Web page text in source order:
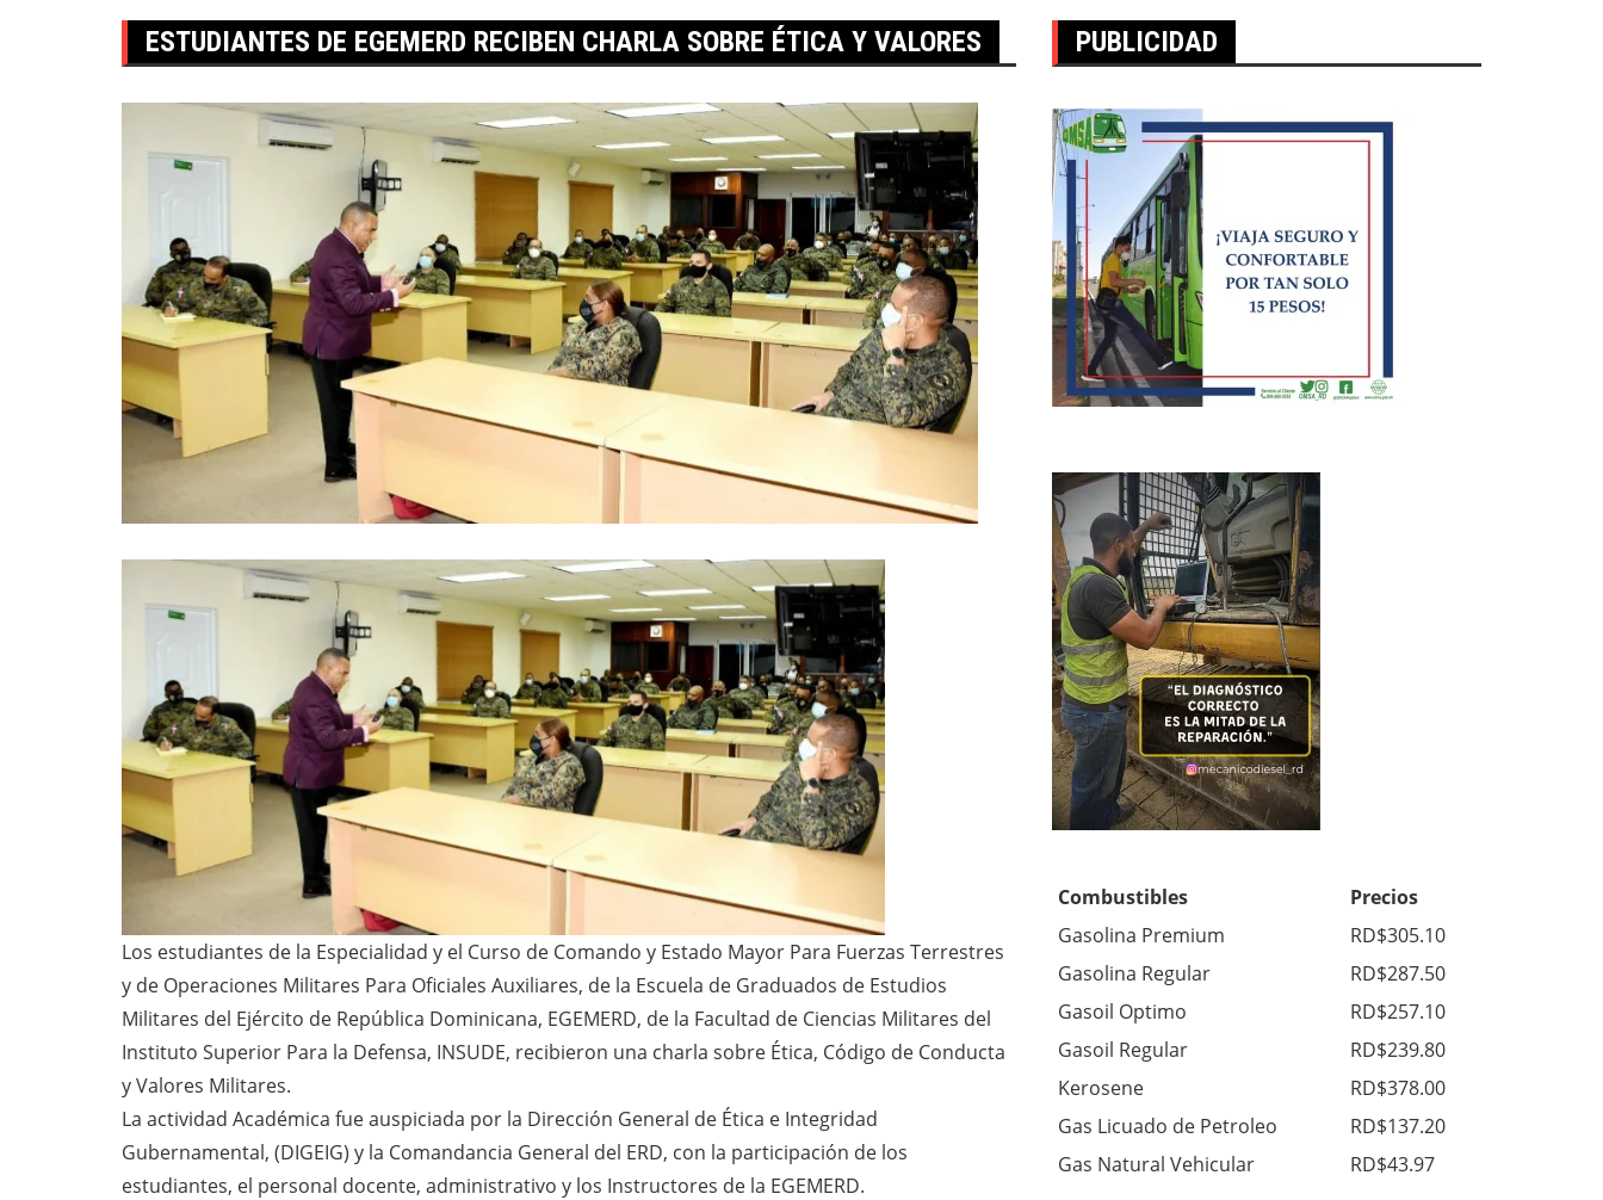
ESTUDIANTES DE EGEMERD RECIBEN CHARLA SOBRE ÉTICA Y VALORES
Los estudiantes de la Especialidad y el Curso de Comando y Estado Mayor Para Fuerzas Terrestres
y de Operaciones Militares Para Oficiales Auxiliares, de la Escuela de Graduados de Estudios
Militares del Ejército de República Dominicana, EGEMERD, de la Facultad de Ciencias Militares del
Instituto Superior Para la Defensa, INSUDE, recibieron una charla sobre Ética, Código de Conducta
y Valores Militares.
La actividad Académica fue auspiciada por la Dirección General de Ética e Integridad
Gubernamental, (DIGEIG) y la Comandancia General del ERD, con la participación de los
estudiantes, el personal docente, administrativo y los Instructores de la EGEMERD.
PUBLICIDAD
Combustibles
Precios
Gasolina Premium
RD$305.10
Gasolina Regular
RD$287.50
Gasoil Optimo
RD$257.10
Gasoil Regular
RD$239.80
Kerosene
RD$378.00
Gas Licuado de Petroleo
RD$137.20
Gas Natural Vehicular
RD$43.97